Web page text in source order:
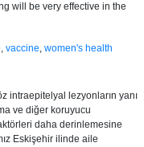
will be very effective in the
, vaccine, women's health
intraepitelyal lezyonların yanı
ve diğer koruyucu
daha derinlemesine
Eskişehir ilinde aile